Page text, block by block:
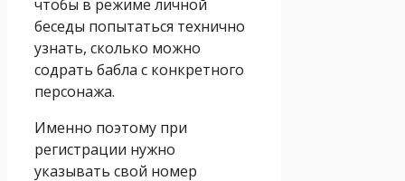
чтобы в режиме личной
беседы попытаться технично
узнать, сколько можно
содрать бабла с конкретного
персонажа.
Именно поэтому при
регистрации нужно
указывать свой номер